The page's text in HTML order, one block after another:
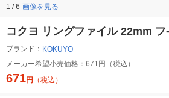
1 / 6 画像を見る
コクヨ リングファイル 22mm
ブランド： KOKUYO
メーカー希望小売価格： 671円（税込）
671円 （税込）